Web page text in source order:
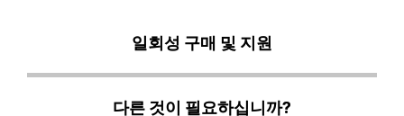
일회성 구매 및 지원
다른 것이 필요하십니까?